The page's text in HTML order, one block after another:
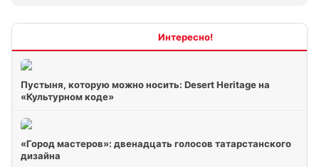
Пустыня, которую можно носить: Desert Heritage на
«Культурном коде»
«Город мастеров»: двенадцать голосов татарстанского
дизайна